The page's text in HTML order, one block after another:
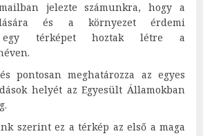
jelezte számunkra, hogy a
és a környezet érdemi
egy térképet hoztak létre a
pontosan meghatározza az egyes
helyét az Egyesült Államokban
szerint ez a térkép az első a maga